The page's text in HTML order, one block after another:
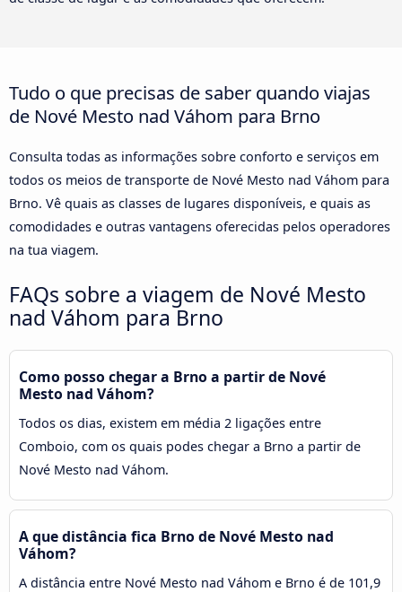
Tudo o que precisas de saber quando viajas
de Nové Mesto nad Váhom para Brno
Consulta todas as informações sobre conforto e serviços em
todos os meios de transporte de Nové Mesto nad Váhom para
Brno. Vê quais as classes de lugares disponíveis, e quais as
comodidades e outras vantagens oferecidas pelos operadores
na tua viagem.
FAQs sobre a viagem de Nové Mesto
nad Váhom para Brno
Como posso chegar a Brno a partir de Nové
Mesto nad Váhom?
Todos os dias, existem em média 2 ligações entre
Comboio, com os quais podes chegar a Brno a partir de
Nové Mesto nad Váhom.
A que distância fica Brno de Nové Mesto nad
Váhom?
A distância entre Nové Mesto nad Váhom e Brno é de 101,9